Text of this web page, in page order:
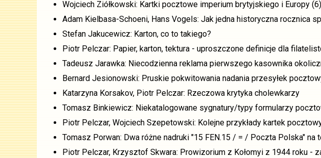
Wojciech Ziółkowski: Kartki pocztowe imperium brytyjskiego i Europy
Adam Kielbasa-Schoeni, Hans Vogels: Jak jedna historyczna rocznica
Stefan Jakucewicz: Karton, co to takiego?
Piotr Pelczar: Papier, karton, tektura - uproszczone definicje dla
Tadeusz Jarawka: Niecodzienna reklama pierwszego kasownika
Bernard Jesionowski: Pruskie pokwitowania nadania przesyłek
Katarzyna Korsakov, Piotr Pelczar: Rzeczowa krytyka cholewkarzy
Tomasz Binkiewicz: Niekatalogowane sygnatury/typy formularzy
Piotr Pelczar, Wojciech Szepetowski: Kolejne przykłady kartek
Tomasz Porwan: Dwa różne nadruki "15 FEN.15 / = / Poczta Polska" na
Piotr Pelczar, Krzysztof Skwara: Prowizorium z Kołomyi z 1944 roku -